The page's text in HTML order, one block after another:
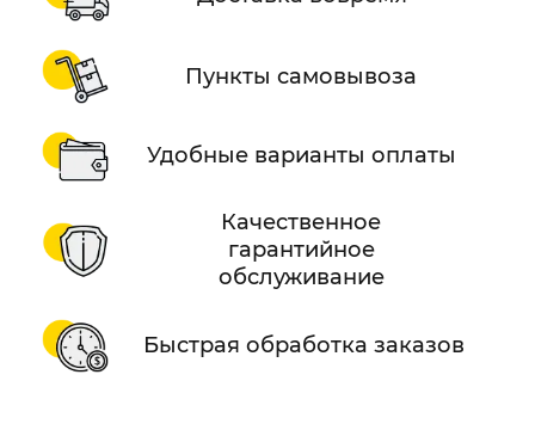
Пункты самовывоза
Удобные варианты оплаты
Качественное
гарантийное
обслуживание
Быстрая обработка заказов